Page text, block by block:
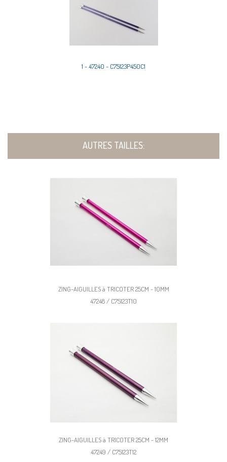
1 - 47240 - C75123P450C1
AUTRES TAILLES:
ZING-AIGUILLES à TRICOTER 25CM - 10MM
47248 / C75123T10
ZING-AIGUILLES à TRICOTER 25CM - 12MM
47249 / C75123T12